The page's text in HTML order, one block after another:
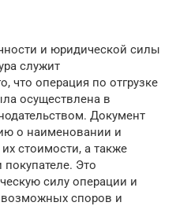
и юридической силы
служит
что операция по отгрузке
осуществлена в
Документ
о наименовании и
стоимости, а также
Это
силу операции и
возможных споров и